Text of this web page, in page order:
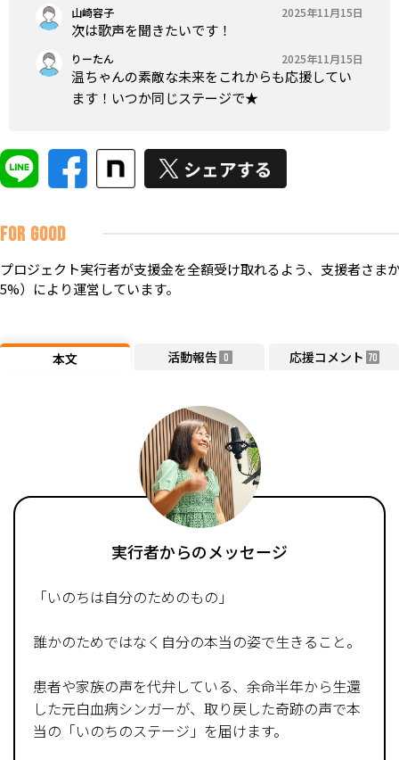
山崎容子 2025年11月15日
次は歌声を聞きたいです！
りーたん 2025年11月15日
温ちゃんの素敵な未来をこれからも応援してい
ます！いつか同じステージで★
FOR GOOD
プロジェクト実行者が支援金を全額受け取れるよう、支援者さま
5%）により運営しています。
本文 活動報告 0 応援コメント 70
実行者からのメッセージ
「いのちは自分のためのもの」
誰かのためではなく自分の本当の姿で生きること。
患者や家族の声を代弁している、余命半年から生還
した元白血病シンガーが、取り戻した奇跡の声で本
当の「いのちのステージ」を届けます。